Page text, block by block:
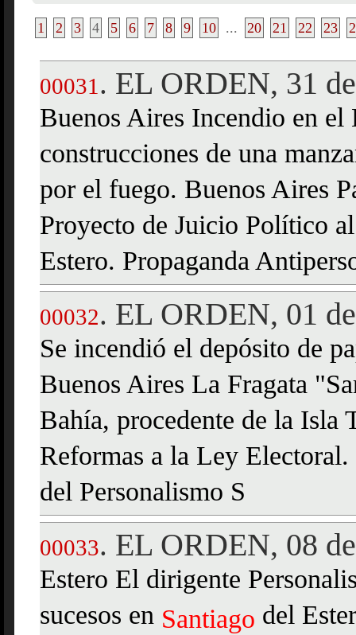
1 2 3 4 5 6 7 8 9 10 ... 20 21 22 23
00031 . EL ORDEN, 31
Buenos Aires Incendio en
construcciones de una
por el fuego. Buenos Aires
Proyecto de Juicio Político
Estero. Propaganda
00032. EL ORDEN, 01
Se incendió el depósito de
Buenos Aires La Fragata
Bahía, procedente de la Isla
Reformas a la Ley Electoral.
del Personalismo S
00033. EL ORDEN, 08
Estero El dirigente
sucesos en Santiago del